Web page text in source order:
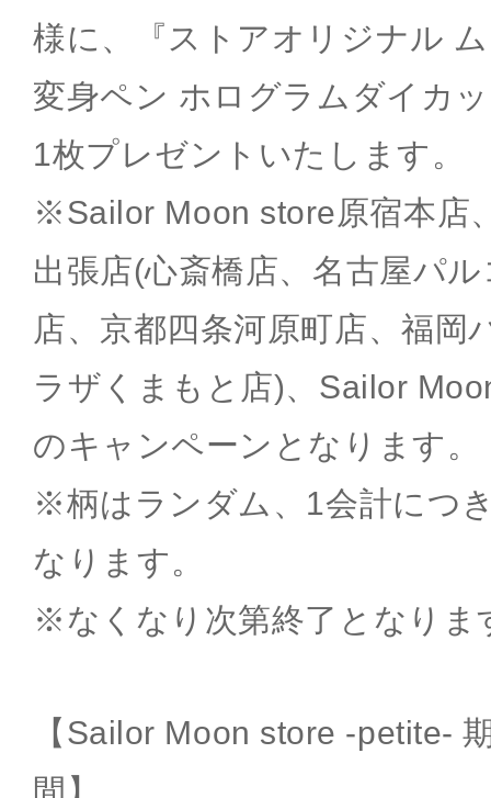
様に、『ストアオリジナル
変身ペン ホログラムダイカ
1枚プレゼントいたします。
※Sailor Moon store原宿本店
出張店(心斎橋店、名古屋パ
店、京都四条河原町店、福岡
ラザくまもと店)、Sailor
のキャンペーンとなります。
※柄はランダム、1会計につ
なります。
※なくなり次第終了となりま
【Sailor Moon store -petite-